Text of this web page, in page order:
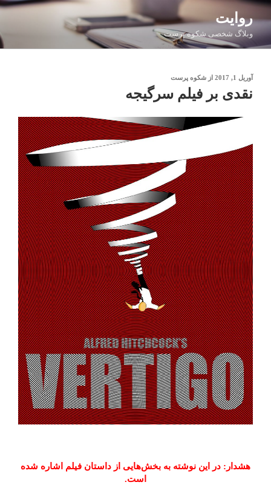
رفتن
به
محتوا
روایت
وبلاگ شخصی شکوه پرست
نوشته‌شده
آوریل 1, 2017 از شکوه پرست
نقدی بر فیلم سرگیجه
هشدار: در این نوشته به بخش‌هایی از داستان فیلم اشاره شده
است.